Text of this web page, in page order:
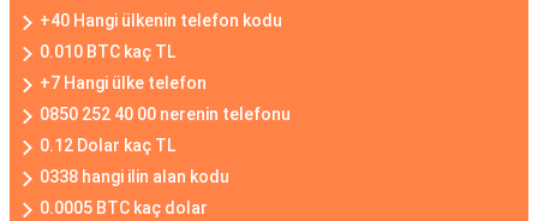
+40 Hangi ülkenin telefon kodu
0.010 BTC kaç TL
+7 Hangi ülke telefon
0850 252 40 00 nerenin telefonu
0.12 Dolar kaç TL
0338 hangi ilin alan kodu
0.0005 BTC kaç dolar